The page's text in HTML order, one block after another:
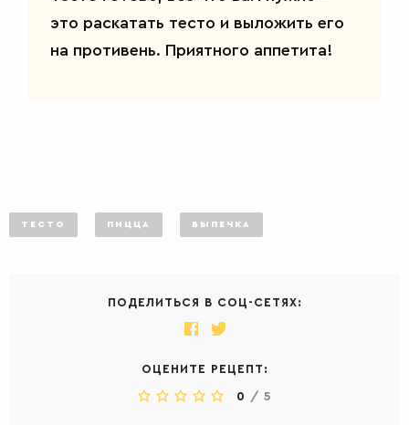
это раскатать тесто и выложить его
на противень. Приятного аппетита!
ТЕСТО ПИЦЦА ВЫПЕЧКА
ПОДЕЛИТЬСЯ В СОЦ-СЕТЯХ:
ОЦЕНИТЕ РЕЦЕПТ:
0 / 5